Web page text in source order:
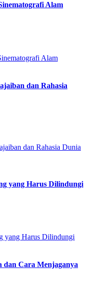
Alam
dan Rahasia
yang Harus Dilindungi
dan Cara Menjaganya